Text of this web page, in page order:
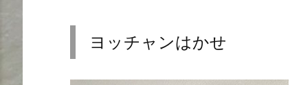
ヨッチャンはかせ